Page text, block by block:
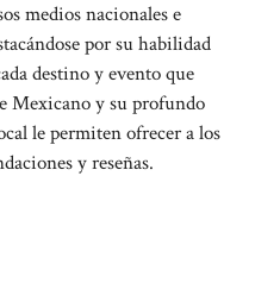
medios nacionales e
por su habilidad
destino y evento que
Mexicano y su profundo
le permiten ofrecer a los
y reseñas.